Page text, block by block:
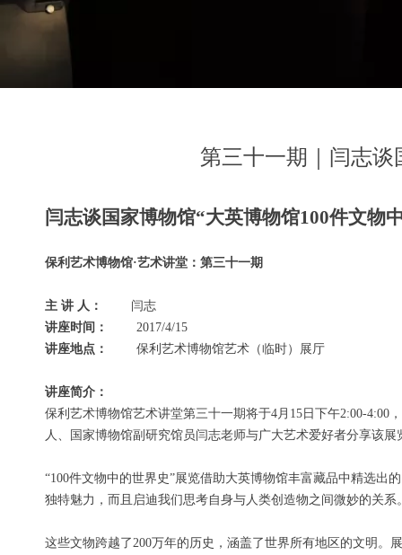
第三十一期｜闫志谈
闫志谈国家博物馆“大英博物馆100件文物
保利艺术博物馆·艺术讲堂： 第三十一期
主 讲 人：
闫志
讲座时间：
2017/4/15
讲座地点：
保利艺术博物馆艺术（临时）展厅
讲座简介：
保利艺术博物馆艺术讲堂第三十一期将于4月15日下午2:00-4:00
人、国家博物馆副研究馆员闫志老师与广大艺术爱好者分享该
“100件文物中的世界史”展览借助大英博物馆丰富藏品中精选
独特魅力，而且启迪我们思考自身与人类创造物之间微妙的关系
这些文物跨越了200万年的历史，涵盖了世界所有地区的文明